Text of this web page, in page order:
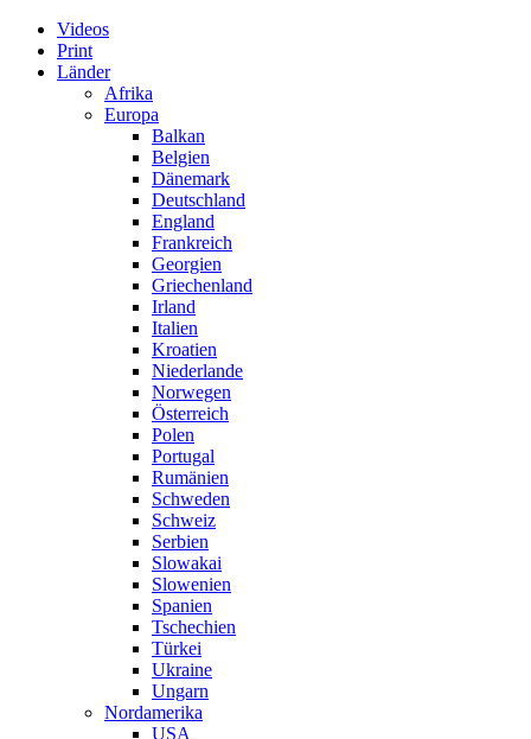
Videos
Print
Länder
Afrika
Europa
Balkan
Belgien
Dänemark
Deutschland
England
Frankreich
Georgien
Griechenland
Irland
Italien
Kroatien
Niederlande
Norwegen
Österreich
Polen
Portugal
Rumänien
Schweden
Schweiz
Serbien
Slowakai
Slowenien
Spanien
Tschechien
Türkei
Ukraine
Ungarn
Nordamerika
USA